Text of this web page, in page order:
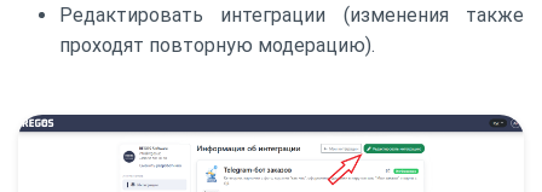
Редактировать интеграции (изменения также
проходят повторную модерацию).